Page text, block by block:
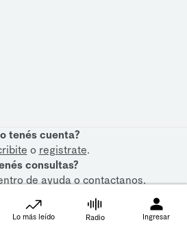
tenés cuenta?
o registrate.
consultas?
de ayudaocontactanos.
Lo más leído Radio Ingresar